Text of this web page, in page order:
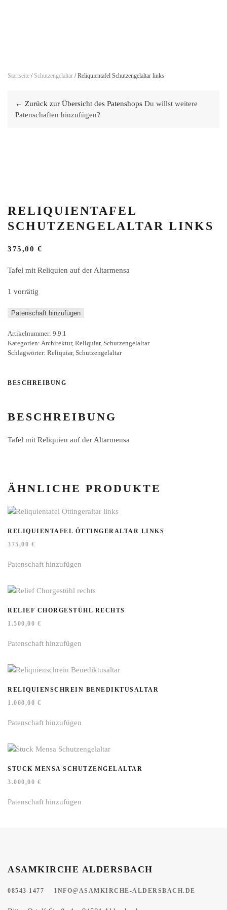
Startseite / Schutzengelaltar / Reliquientafel Schutzengelaltar links
← Zurück zur Übersicht des Patenshops Du willst weitere
Patenschaften hinzufügen?
RELIQUIENTAFEL
SCHUTZENGELALTAR LINKS
375,00 €
Tafel mit Reliquien auf der Altarmensa
1 vorrätig
Reliquientafel
links
Menge
Patenschaft hinzufügen
Artikelnummer: 9.9.1
Kategorien: Architektur, Reliquiar, Schutzengelaltar
Schlagwörter: Reliquiar, Schutzengelaltar
BESCHREIBUNG
BESCHREIBUNG
Tafel mit Reliquien auf der Altarmensa
ÄHNLICHE PRODUKTE
RELIQUIENTAFEL ÖTTINGERALTAR LINKS
375,00 €
Patenschaft hinzufügen
RELIEF CHORGESTÜHL RECHTS
1.500,00 €
Patenschaft hinzufügen
RELIQUIENSCHREIN BENEDIKTUSALTAR
1.000,00 €
Patenschaft hinzufügen
STUCK MENSA SCHUTZENGELALTAR
3.000,00 €
Patenschaft hinzufügen
ASAMKIRCHE ALDERSBACH
08543 1477 INFO@ASAMKIRCHE-ALDERSBACH.DE